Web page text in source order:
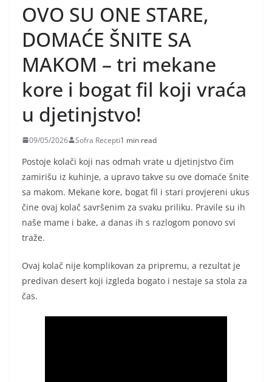
OVO SU ONE STARE,
DOMAĆE ŠNITE SA
MAKOM – tri mekane
kore i bogat fil koji vraća
u djetinjstvo!
09/05/2026 Sofra Recepti1 min read
Postoje kolači koji nas odmah vrate u djetinjstvo čim
zamirišu iz kuhinje, a upravo takve su ove domaće šnite
sa makom. Mekane kore, bogat fil i stari provjereni ukus
čine ovaj kolač savršenim za svaku priliku. Pravile su ih
naše mame i bake, a danas ih s razlogom ponovo svi
traže.
Ovaj kolač nije komplikovan za pripremu, a rezultat je
predivan desert koji izgleda bogato i nestaje sa stola za
čas.